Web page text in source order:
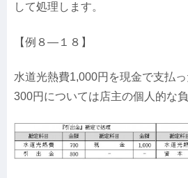
して処理します。
【例８—１８】
水道光熱費1,000円を現金で支払
300円については店主の個人的な